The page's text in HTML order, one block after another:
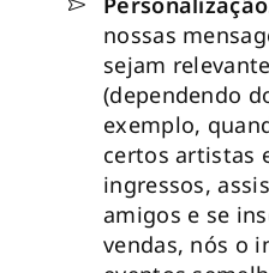
nossas
sejam
(dependendo
exemplo,
certos artistas
ingressos,
amigos e se
vendas, nós o